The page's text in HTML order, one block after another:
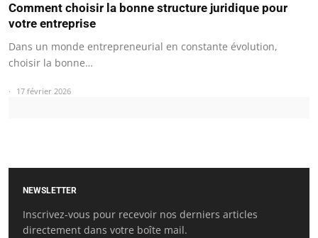
Comment choisir la bonne structure juridique pour
votre entreprise
Dans un monde entrepreneurial en constante évolution,
choisir la bonne…
17 février 2026
NEWSLETTER
Inscrivez-vous pour recevoir nos derniers articles
directement dans votre boîte mail.